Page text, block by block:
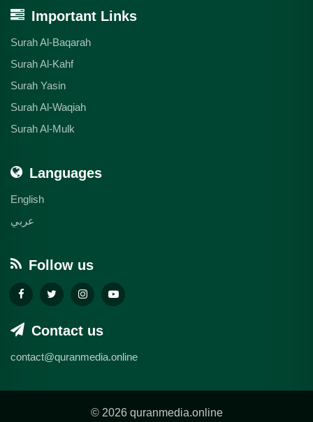
Important Links
Surah Al-Baqarah
Surah Al-Kahf
Surah Yasin
Surah Al-Waqiah
Surah Al-Mulk
Languages
English
عربي
Follow us
Contact us
contact@quranmedia.online
© 2026 quranmedia.online